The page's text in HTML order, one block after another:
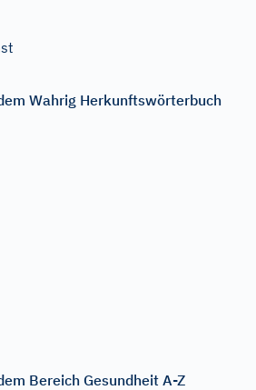
Wahrig Herkunftswörterbuch
Bereich Gesundheit A-Z